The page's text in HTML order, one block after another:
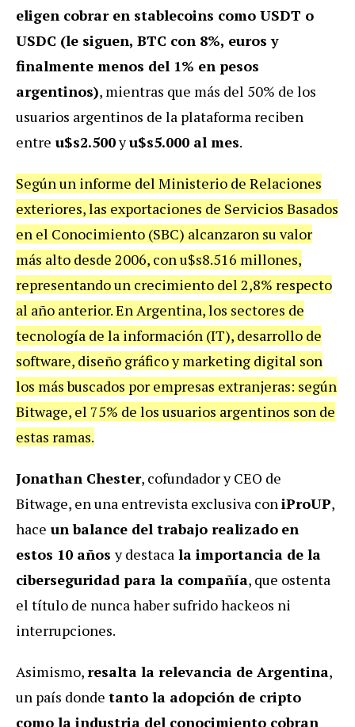
eligen cobrar en stablecoins como USDT o
USDC (le siguen, BTC con 8%, euros y
finalmente menos del 1% en pesos
argentinos), mientras que más del 50% de los
usuarios argentinos de la plataforma reciben
entre u$s2.500yu$s5.000 al mes.
Según un informe del Ministerio de Relaciones
exteriores, las exportaciones de Servicios Basados
en el Conocimiento (SBC) alcanzaron su valor
más alto desde 2006, con u$s8.516 millones,
representando un crecimiento del 2,8% respecto
al año anterior. En Argentina, los sectores de
tecnología de la información (IT), desarrollo de
software, diseño gráfico y marketing digital son
los más buscados por empresas extranjeras: según
Bitwage, el 75% de los usuarios argentinos son de
estas ramas.
Jonathan Chester, cofundador y CEO de
Bitwage, en una entrevista exclusiva coniProUP,
hace un balance del trabajo realizado en
estos 10 añosy destaca la importancia de la
ciberseguridad para la compañía, que ostenta
el título de nunca haber sufrido hackeos ni
interrupciones.
Asimismo,resalta la relevancia de Argentina,
un país donde tanto la adopción de cripto
como la industria del conocimiento cobran